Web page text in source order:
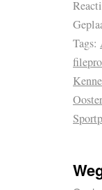
Tags: